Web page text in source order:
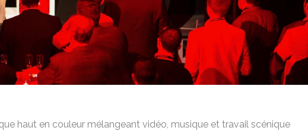
haut en couleur mélangeant vidéo, musique et travail scénique